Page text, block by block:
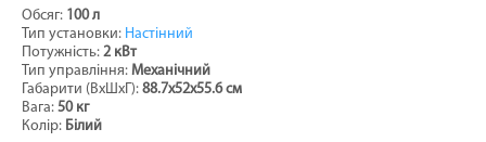
Обсяг: 100 л
Тип установки: Настінний
Потужність: 2 кВт
Тип управління: Механічний
Габарити (ВхШхГ): 88.7х52х55.6 см
Вага: 50 кг
Колір: Білий